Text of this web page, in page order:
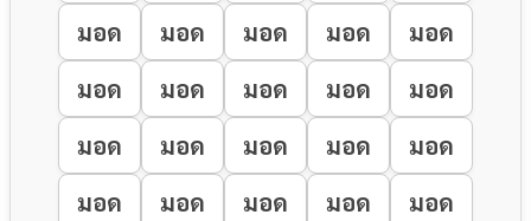
มอด
มอด มอด มอด
มอด
มอด
มอด มอด มอด
มอด
มอด
มอด มอด มอด
มอด
มอด
มอด มอด มอด
มอด